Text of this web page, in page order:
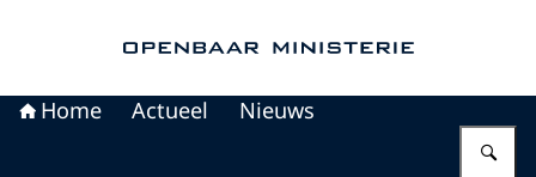
Home Actueel Nieuws